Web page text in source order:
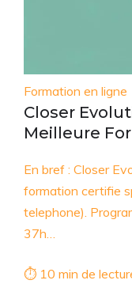
Formation en ligne
Closer
Meilleure
En bref : Closer
formation certifie
telephone).
37h…
⏱ 10 min de